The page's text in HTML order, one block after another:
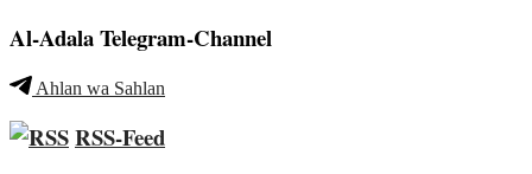
Al-Adala Telegram-Channel
Ahlan wa Sahlan
RSS-Feed